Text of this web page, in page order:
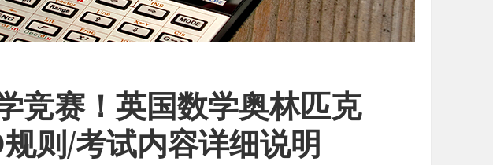
竞赛！英国数学奥林匹克
则/考试内容详细说明